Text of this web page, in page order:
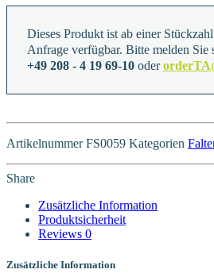
Dieses Produkt ist ab einer
Anfrage verfügbar. Bitte melden Sie
+49 208 - 4 19 69-10 oder
Artikelnummer FS0059 Kategorien
Share
Zusätzliche Information
Produktsicherheit
Reviews 0
Zusätzliche Information